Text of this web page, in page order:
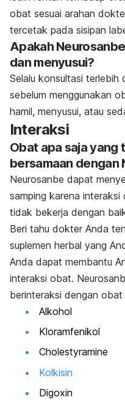
obat sesuai arahan
tercetak pada sisipan
Apakah
dan menyusui?
Selalu konsultasi
sebelum menggunakan
hamil, menyusui, atau
Interaksi
Obat apa saja yang
bersamaan dengan
Neurosanbe dapat
samping karena
tidak bekerja dengan
Beri tahu dokter Anda
suplemen herbal yang
Anda dapat membantu
interaksi obat.
berinteraksi dengan
Alkohol
Kloramfenikol
Cholestyramine
Kolkisin
Digoxin